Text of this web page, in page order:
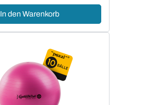
In den Warenkorb